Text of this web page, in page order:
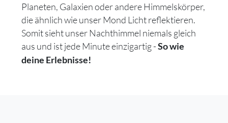
Planeten, Galaxien oder andere Himmelskörper,
die ähnlich wie unser Mond Licht reflektieren.
Somit sieht unser Nachthimmel niemals gleich
aus und ist jede Minute einzigartig -So wie
deine Erlebnisse!